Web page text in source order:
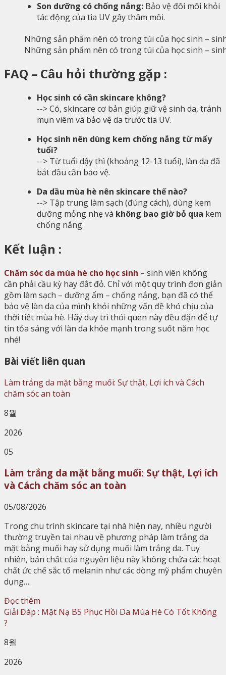
Son dưỡng có chống nắng: Bảo vệ đôi môi khỏi
tác động của tia UV gây thâm môi.
Những sản phẩm nên có trong túi của học sinh –
FAQ – Câu hỏi thường gặp :
Học sinh có cần skincare không?
--> Có, skincare cơ bản giúp giữ vệ sinh da, tránh
mụn viêm và bảo vệ da trước tia UV.
Học sinh nên dùng kem chống nắng từ mấy
tuổi?
--> Từ tuổi dậy thì (khoảng 12-13 tuổi), làn da đã
bắt đầu cần bảo vệ.
Da dầu mùa hè nên skincare thế nào?
--> Tập trung làm sạch (đúng cách), dùng kem
dưỡng mỏng nhẹ và không bao giờ bỏ qua kem
chống nắng.
Kết luận :
Chăm sóc da mùa hè cho học sinh – sinh viên không
cần phải cầu kỳ hay đắt đỏ. Chỉ với một quy trình đơn giản
gồm làm sạch – dưỡng ẩm – chống nắng, bạn đã có thể
bảo vệ làn da của mình khỏi những vấn đề khó chịu của
thời tiết mùa hè. Hãy duy trì thói quen này đều đặn để tự
tin tỏa sáng với làn da khỏe mạnh trong suốt năm học
nhé!
Bài viết liên quan
8월
2026
05
Làm trắng da mặt bằng muối: Sự thật, Lợi ích
và Cách chăm sóc an toàn
05/08/2026
Trong chu trình skincare tại nhà hiện nay, nhiều người
thường truyền tai nhau về phương pháp làm trắng da
mặt bằng muối hay sử dụng muối làm trắng da. Tuy
nhiên, bản chất của nguyên liệu này không chứa các hoạt
chất ức chế sắc tố melanin như các dòng mỹ phẩm chuyên
dụng….
Đọc thêm
8월
2026